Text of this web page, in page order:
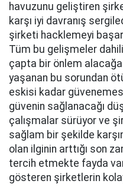
havuzunu geliştiren
karşı iyi davranış
şirketi hacklemeyi
Tüm bu gelişmeler
çapta bir önlem alacağa
yaşanan bu sorundan
eskisi kadar
güvenin sağlanacağı
çalışmalar sürüyor ve
sağlam bir şekilde
olan ilginin arttığı son
tercih etmekte fayda
gösteren şirketlerin